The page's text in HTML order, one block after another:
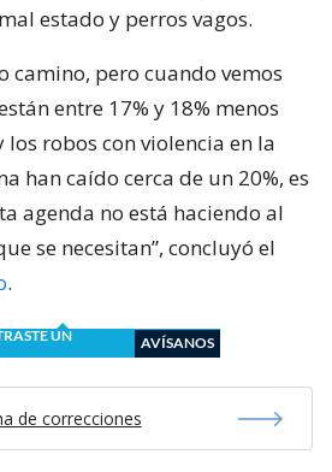
estado y perros vagos.
camino, pero cuando vemos
entre 17% y 18% menos
robos con violencia en la
han caído cerca de un 20%, es
agenda no está haciendo al
se necesitan”, concluyó el
.
UN
AVÍSANOS
de correcciones